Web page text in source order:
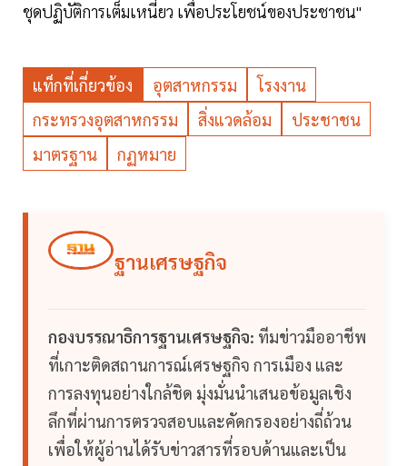
ชุดปฏิบัติการเต็มเหนี่ยว เพื่อประโยชน์ของประชาชน"
แท็กที่เกี่ยวข้อง อุตสาหกรรม
โรงงาน
กระทรวงอุตสาหกรรม
สิ่งแวดล้อม
ประชาชน
มาตรฐาน
กฏหมาย
ฐานเศรษฐกิจ
กองบรรณาธิการฐานเศรษฐกิจ: ทีมข่าวมืออาชีพ
ที่เกาะติดสถานการณ์เศรษฐกิจ การเมือง และ
การลงทุนอย่างใกล้ชิด มุ่งมั่นนำเสนอข้อมูลเชิง
ลึกที่ผ่านการตรวจสอบและคัดกรองอย่างถี่ถ้วน
เพื่อให้ผู้อ่านได้รับข่าวสารที่รอบด้านและเป็น